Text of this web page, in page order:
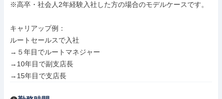
※高卒・社会人2年経験入社した方の場合のモデルケースです。
キャリアップ例：
ルートセールスで入社
→５年目でルートマネジャー
→10年目で副支店長
→15年目で支店長